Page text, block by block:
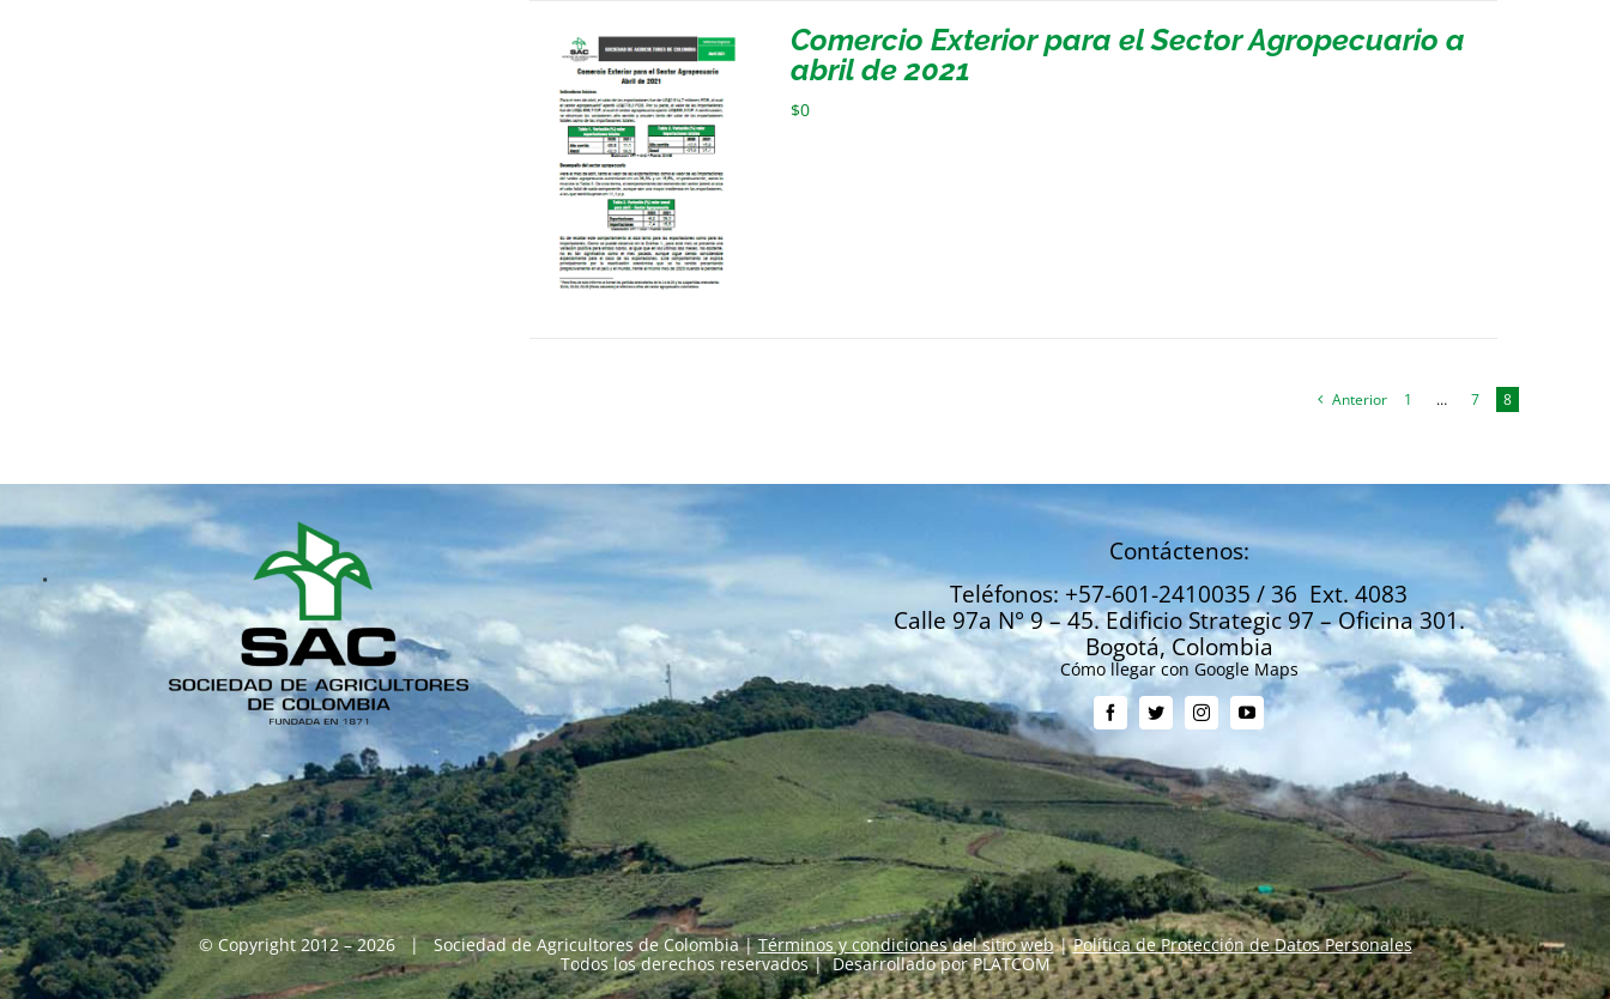
Comercio Exterior para el Sector Agropecuario a
abril de 2021
$0
Anterior 1 … 7 8
Contáctenos:
Teléfonos: +57-601-2410035 / 36 Ext. 4083
Calle 97a N° 9 – 45. Edificio Strategic 97 – Oficina 301.
Bogotá, Colombia
Cómo llegar con Google Maps
© Copyright 2012 – 2026 | Sociedad de Agricultores de Colombia |Términos y condiciones del sitio web|Política de Protección de Datos Personales
Todos los derechos reservados | Desarrollado porPLATCOM